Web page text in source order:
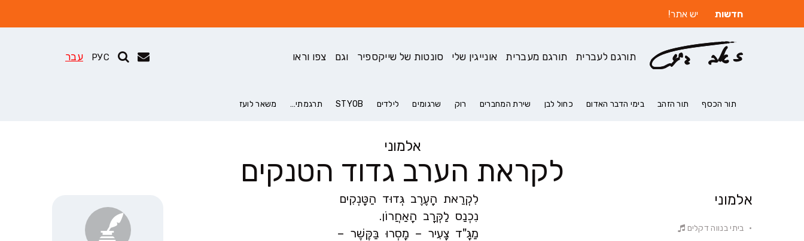
חדשות יש אתר!
תורגם לעברית תורגם מעברית אונייגין שלי סונטות של שייקספיר וגם צפו וראו РУС עבר
תור הכסף תור הזהב בימי הדבר האדום כחול לבן שירת המחברים רוק שרגומים לילדים STYOB תרגמתי… משאר לועז
אלמוני
לקראת הערב גדוד הטנקים
אלמוני
ביתי בנווה דקלים
לִקְרַאת הָעֶרֶב גְּדוּד הַטָּנְקִים
נִכְנַס לַקְּרָב הָאַחֲרוֹן.
מַגָּ"ד צָעִיר – מָסְרוּ בַּקֶּשֶׁר –